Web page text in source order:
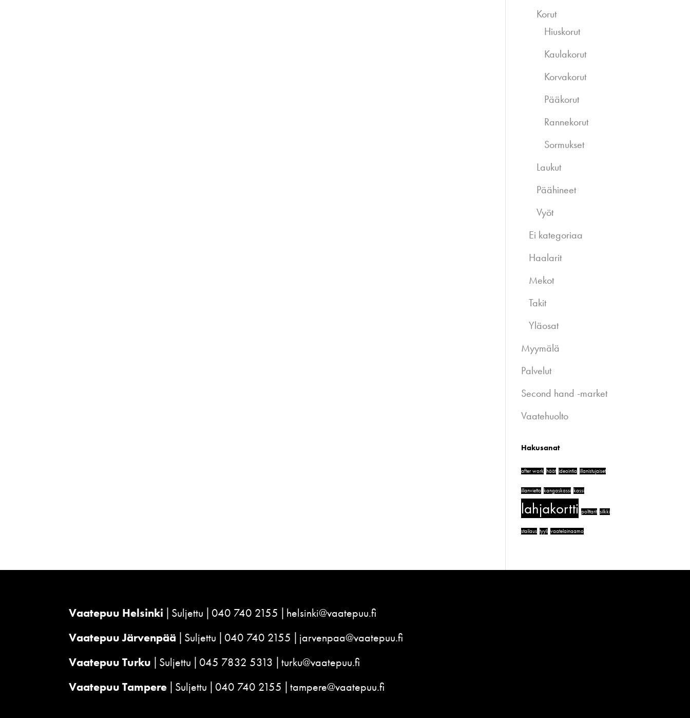
Korut
Hiuskorut
Kaulakorut
Korvakorut
Pääkorut
Rannekorut
Sormukset
Laukut
Päähineet
Vyöt
Ei kategoriaa
Haalarit
Mekot
Takit
Yläosat
Myymälä
Palvelut
Second hand -market
Vaatehuolto
Hakusanat
after work häät ideointia illanistujaiset
illanvietto kangaskassi kassi
lahjakortti polttarit silkki
stailaus tyyli vaatelainaamo
Vaatepuu Helsinki Suljettu 040 740 2155
helsinki@vaatepuu.fi
Vaatepuu Järvenpää
Suljettu 040 740 2155
jarvenpaa@vaatepuu.fi
Vaatepuu Turku
Suljettu 045 7832 5313
turku@vaatepuu.fi
Vaatepuu Tampere Suljettu 040 740 2155 tampere@vaatepuu.fi